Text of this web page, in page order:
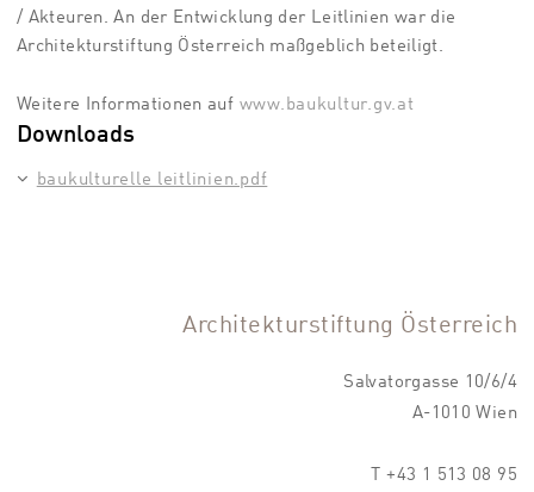
/ Akteuren. An der Entwicklung der Leitlinien war die
Architekturstiftung Österreich maßgeblich beteiligt.
Weitere Informationen auf www.baukultur.gv.at
Downloads
baukulturelle leitlinien.pdf
Architekturstiftung Österreich
Salvatorgasse 10/6/4
A-1010 Wien
T +43 1 513 08 95